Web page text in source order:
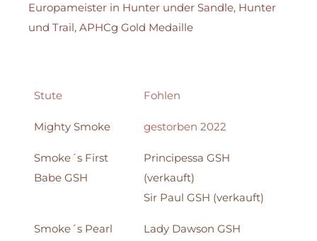
Europameister in Hunter under Sandle, Hunter
und Trail, APHCg Gold Medaille
Stute Fohlen
Mighty Smoke gestorben 2022
Smoke´s First
Babe GSH
Principessa GSH
(verkauft)
Sir Paul GSH (verkauft)
Smoke´s Pearl
Lady Dawson GSH